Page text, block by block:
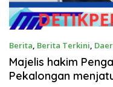
Berita, Berita Terkini,
Majelis hakim
Pekalongan